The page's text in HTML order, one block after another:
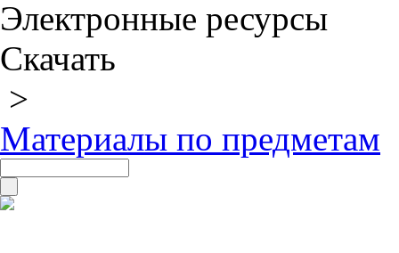
Электронные ресурсы
Скачать
>
Материалы по предметам